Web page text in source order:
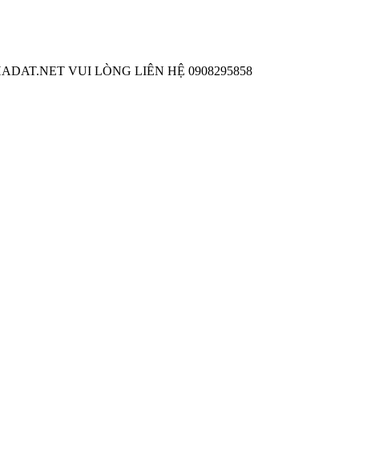
VUI LÒNG LIÊN HỆ 0908295858